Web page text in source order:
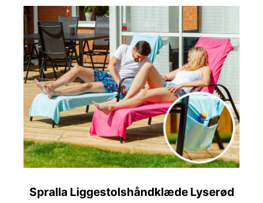
Spralla Liggestolshåndklæde Lyserød